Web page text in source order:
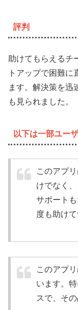
評判
助けてもらえるチ
トアップで困難
ます。解決策を迅
も見られました。
以下は一部ユー
このアプ
けでなく
サポート
度も助け
このアプ
います。
スで、そ